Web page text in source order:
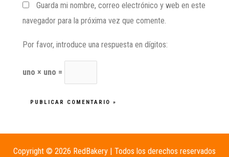
Guarda mi nombre, correo electrónico y web en este
navegador para la próxima vez que comente.
Por favor, introduce una respuesta en dígitos:
uno × uno =
Copyright © 2026 RedBakery | Todos los derechos reservados